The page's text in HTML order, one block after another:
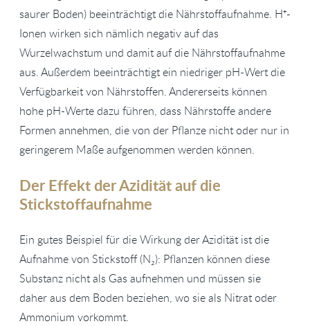
saurer Boden) beeinträchtigt die Nährstoffaufnahme. H⁺-
Ionen wirken sich nämlich negativ auf das
Wurzelwachstum und damit auf die Nährstoffaufnahme
aus. Außerdem beeinträchtigt ein niedriger pH-Wert die
Verfügbarkeit von Nährstoffen. Andererseits können
hohe pH-Werte dazu führen, dass Nährstoffe andere
Formen annehmen, die von der Pflanze nicht oder nur in
geringerem Maße aufgenommen werden können.
Der Effekt der Azidität auf die
Stickstoffaufnahme
Ein gutes Beispiel für die Wirkung der Azidität ist die
Aufnahme von Stickstoff (N₂): Pflanzen können diese
Substanz nicht als Gas aufnehmen und müssen sie
daher aus dem Boden beziehen, wo sie als Nitrat oder
Ammonium vorkommt.